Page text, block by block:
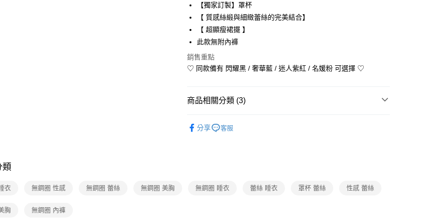
上海商業儲蓄銀行
國泰世華商業銀行
兆豐國際商業銀行
臺灣中小企業銀行
聯邦商業銀行
元大商業銀行
玉山商業銀行
星展（台灣）商業銀行
華南商業銀行
上海商業儲蓄銀行
台北富邦商業銀行
國泰世華商業銀行
臺灣中小企業銀行
聯邦商業銀行
元大商業銀行
永豐商業銀行
台灣樂天信用卡公司
合作金庫商業銀行
第一商業銀行
上海商業儲蓄銀行
國泰世華商業銀行
臺灣中小企業銀行
匯豐（台灣）商業銀行
華泰商業銀行
玉山商業銀行
台新國際商業銀行
數位禮券
LINE Pay
Apple Pay
街口支付
Google Pay
【獨家訂製】罩杯
【 質感絲緞與細緻蕾絲的完美結合】
【 超顯瘦裙擺 】
此款無附內褲
銷售重點
♡ 同款備有 閃耀黑 / 奢華藍 / 迷人紫紅 / 名媛粉 可選擇 ♡
商品相關分類 (3)
分享 客服
類
衣 無鋼圈 性感 無鋼圈 蕾絲 無鋼圈 美胸 無鋼圈 睡衣 蕾絲 睡衣 罩杯 蕾絲 性感 蕾絲
胸 無鋼圈 內褲